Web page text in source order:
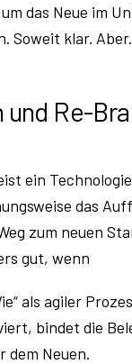
das Neue im
Soweit klar. Aber.
Re-
ein
das
zum neuen
gut, wenn
als agiler
bindet die
dem Neuen.